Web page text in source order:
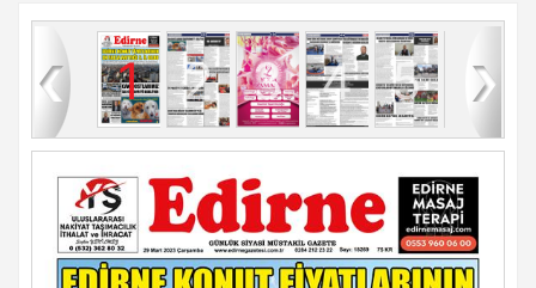
8 1 2 3 4 5 6